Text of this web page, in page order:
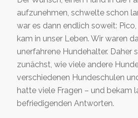
aufzunehmen, schwelte schon
war es dann endlich soweit:
kam in unser Leben. Wir waren
unerfahrene Hundehalter. Daher
zunächst, wie viele andere
verschiedenen Hundeschulen
hatte viele Fragen – und bekam
befriedigenden Antworten.